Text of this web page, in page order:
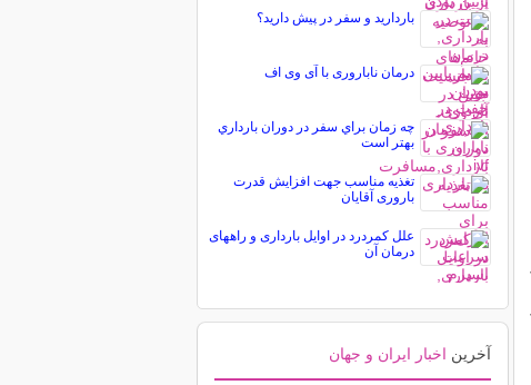
بارداريد و سفر در پيش داريد؟
درمان ناباروری با آی وی اف
چه زمان براي سفر در دوران بارداري
بهتر است
تغذیه مناسب جهت افزایش قدرت
باروری آقایان
علل کمردرد در اوایل بارداری و راههای
درمان آن
آخرین اخبار ایران و جهان